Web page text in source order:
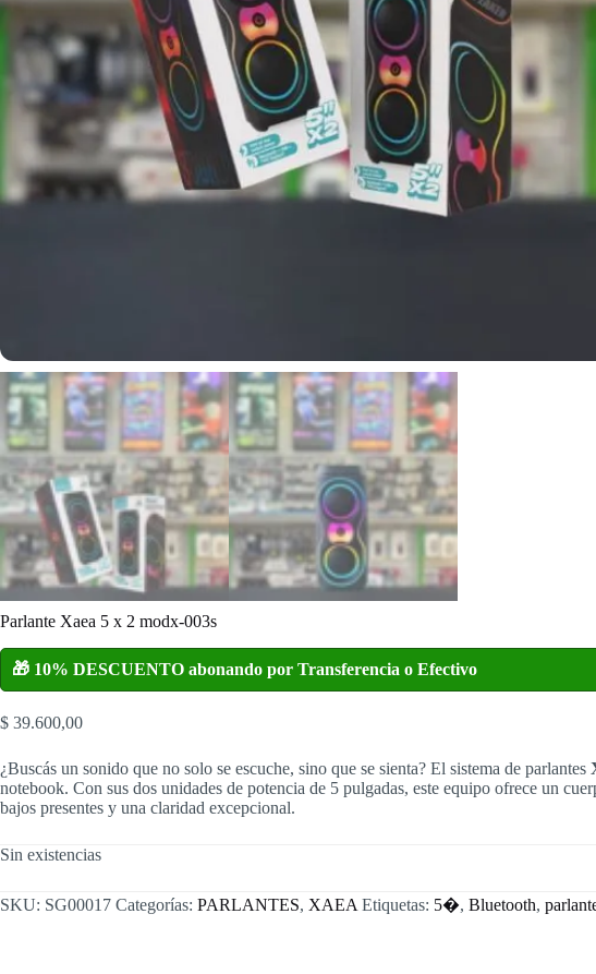
Parlante Xaea 5 x 2 modx-003s
🎁 10% DESCUENTO abonando por Transferencia o Efectivo
$ 39.600,00
¿Buscás un sonido que no solo se escuche, sino que se sienta? El sistema de parlantes
notebook. Con sus dos unidades de potencia de 5 pulgadas, este equipo ofrece un
bajos presentes y una claridad excepcional.
Sin existencias
SKU: SG00017 Categorías: PARLANTES, XAEA Etiquetas: 5�, Bluetooth,